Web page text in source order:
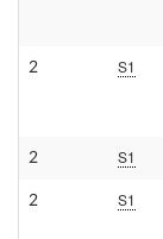
2 S1
2 S1
2 S1